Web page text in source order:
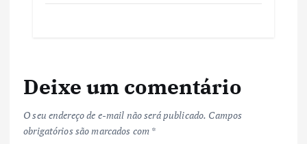
Deixe um comentário
O seu endereço de e-mail não será publicado. Campos
obrigatórios são marcados com *